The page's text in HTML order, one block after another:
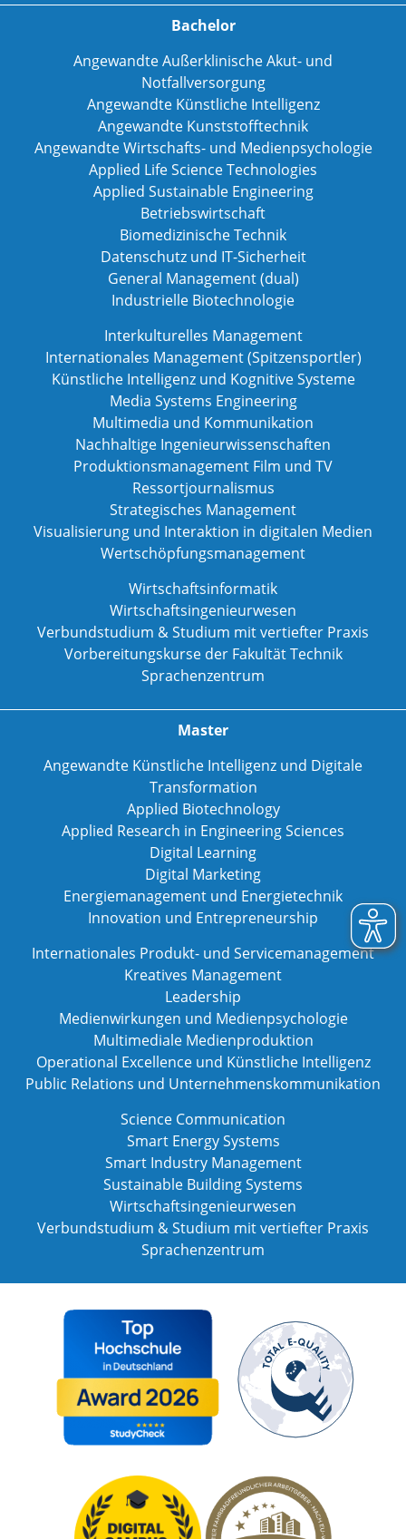
Bachelor
Angewandte Außerklinische Akut- und
Notfallversorgung
Angewandte Künstliche Intelligenz
Angewandte Kunststofftechnik
Angewandte Wirtschafts- und Medienpsychologie
Applied Life Science Technologies
Applied Sustainable Engineering
Betriebswirtschaft
Biomedizinische Technik
Datenschutz und IT-Sicherheit
General Management (dual)
Industrielle Biotechnologie
Interkulturelles Management
Internationales Management (Spitzensportler)
Künstliche Intelligenz und Kognitive Systeme
Media Systems Engineering
Multimedia und Kommunikation
Nachhaltige Ingenieurwissenschaften
Produktionsmanagement Film und TV
Ressortjournalismus
Strategisches Management
Visualisierung und Interaktion in digitalen Medien
Wertschöpfungsmanagement
Wirtschaftsinformatik
Wirtschaftsingenieurwesen
Verbundstudium & Studium mit vertiefter Praxis
Vorbereitungskurse der Fakultät Technik
Sprachenzentrum
Master
Angewandte Künstliche Intelligenz und Digitale
Transformation
Applied Biotechnology
Applied Research in Engineering Sciences
Digital Learning
Digital Marketing
Energiemanagement und Energietechnik
Innovation und Entrepreneurship
Internationales Produkt- und Servicemanagement
Kreatives Management
Leadership
Medienwirkungen und Medienpsychologie
Multimediale Medienproduktion
Operational Excellence und Künstliche Intelligenz
Public Relations und Unternehmenskommunikation
Science Communication
Smart Energy Systems
Smart Industry Management
Sustainable Building Systems
Wirtschaftsingenieurwesen
Verbundstudium & Studium mit vertiefter Praxis
Sprachenzentrum